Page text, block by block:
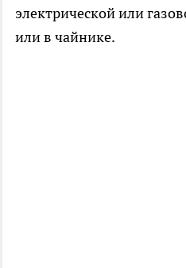
электрической или
или в чайнике.